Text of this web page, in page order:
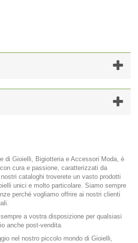
di Gioielli, Bigiotteria e Accessori Moda, è
cura e passione, caratterizzati da
cataloghi troverete un vasto prodotti
unici e molto particolare. Siamo sempre
perché vogliamo offrire ai nostri clienti
a vostra disposizione per qualsiasi
anche post-vendita.
nel nostro piccolo mondo di Gioielli,